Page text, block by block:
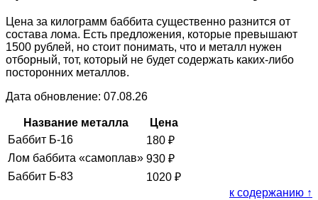
Цена за килограмм баббита существенно разнится от
состава лома. Есть предложения, которые превышают
1500 рублей, но стоит понимать, что и металл нужен
отборный, тот, который не будет содержать каких-либо
посторонних металлов.
Дата обновление: 07.08.26
Название металла
Цена
Баббит Б-16
180 ₽
Лом баббита «самоплав» 930 ₽
Баббит Б-83
1020 ₽
к содержанию ↑